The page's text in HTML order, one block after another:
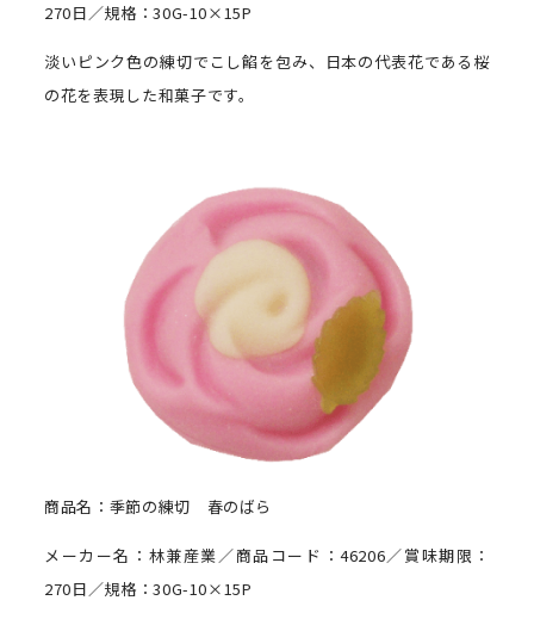
270日／規格：30G-10×15P
淡いピンク色の練切でこし餡を包み、日本の代表花である桜
の花を表現した和菓子です。
商品名：季節の練切 春のばら
メーカー名：林兼産業／商品コード：46206／賞味期限：
270日／規格：30G-10×15P